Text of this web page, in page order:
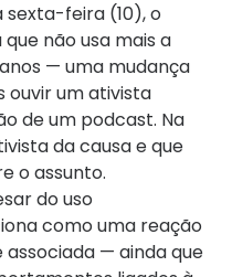
sexta-feira (10), o
não usa mais a
— uma mudança
ouvir um ativista
de um podcast. Na
da causa e que
o assunto.
do uso
como uma reação
— ainda que